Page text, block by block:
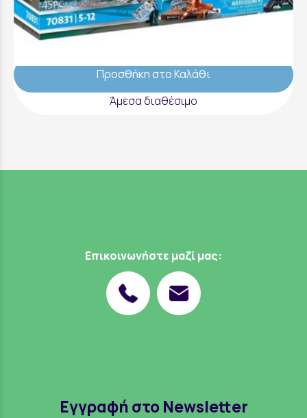
Playmobil Air Stunt Show Διπλάνο Φοίνικας
- 70831
Προσθήκη στο Καλάθι
Άμεσα διαθέσιμο
Επικοινωνήστε μαζί μας:
Εγγραφή στο Newsletter